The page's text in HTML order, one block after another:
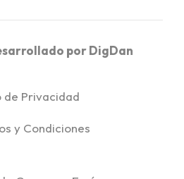
porDigDan
de Privacidad
y Condiciones